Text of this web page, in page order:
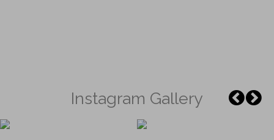
Instagram Gallery